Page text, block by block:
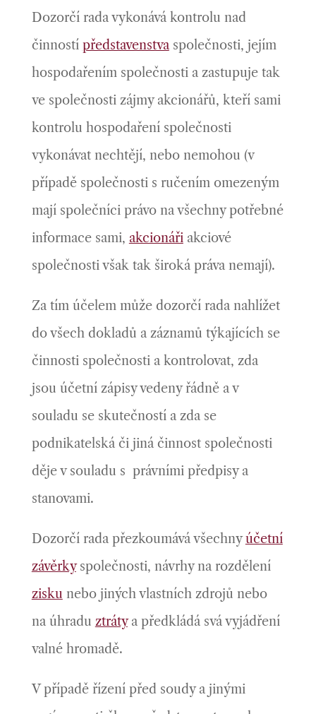
Dozorčí rada vykonává kontrolu nad
činností představenstvaspolečnosti, jejím
hospodařením společnosti a zastupuje tak
ve společnosti zájmy akcionářů, kteří sami
kontrolu hospodaření společnosti
vykonávat nechtějí, nebo nemohou (v
případě společnosti s ručením omezeným
mají společníci právo na všechny potřebné
informace sami, akcionářiakciové
společnosti však tak široká práva nemají).
Za tím účelem může dozorčí rada nahlížet
do všech dokladů a záznamů týkajících se
činnosti společnosti a kontrolovat, zda
jsou účetní zápisy vedeny řádně a v
souladu se skutečností a zda se
podnikatelská či jiná činnost společnosti
děje v souladu s právními předpisy a
stanovami.
Dozorčí rada přezkoumává všechnyúčetní
závěrkyspolečnosti, návrhy na rozdělení
zisku nebo jiných vlastních zdrojů nebo
na úhradu ztrátya předkládá svá vyjádření
valné hromadě.
V případě řízení před soudy a jinými